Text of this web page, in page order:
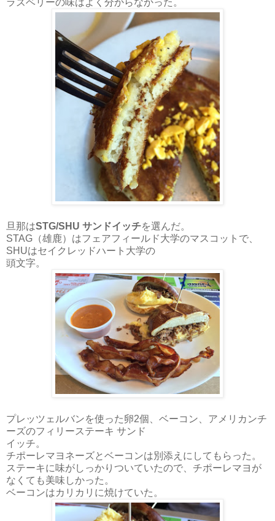
旦那はSTG/SHU サンドイッチを選んだ。
STAG（雄鹿）はフェアフィールド大学のマスコットで、
SHUはセイクレッドハート大学の
頭文字。
プレッツェルバンを使った卵2個、ベーコン、アメリカンチ
ーズのフィリーステーキ サンド
イッチ。
チポーレマヨネーズとベーコンは別添えにしてもらった。
ステーキに味がしっかりついていたので、チポーレマヨが
なくても美味しかった。
ベーコンはカリカリに焼けていた。